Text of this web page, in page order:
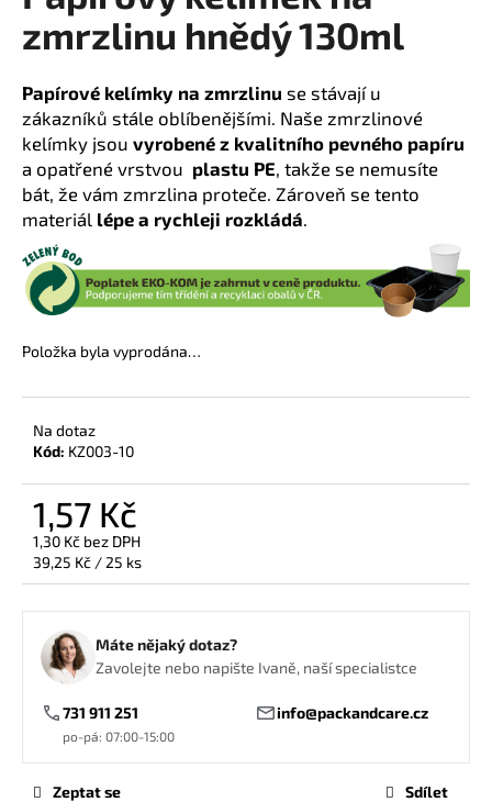
zmrzlinu hnědý 130ml
Papírové kelímky na zmrzlinu se stávají u
zákazníků stále oblíbenějšími. Naše zmrzlinové
kelímky jsou vyrobené z kvalitního pevného papíru
a opatřené vrstvou plastu PE , takže se nemusíte
bát, že vám zmrzlina proteče. Zároveň se tento
materiál lépe a rychleji rozkládá
Položka byla vyprodána…
Na dotaz
Kód: KZ003-10
1,57 Kč
1,30 Kč bez DPH
Měrná
cena:
39,25 Kč / 25 ks
Máte nějaký dotaz?
Zavolejte nebo napište Ivaně, naší specialistce
731 911 251
po-pá: 07:00-15:00
info@packandcare.cz
Zeptat se Sdílet
a
j
í
t
?
D
p
o
e
e
NEPROMASTITELNÝ
PAPÍR
HNĚDÝ
600X400
1,92
Kč